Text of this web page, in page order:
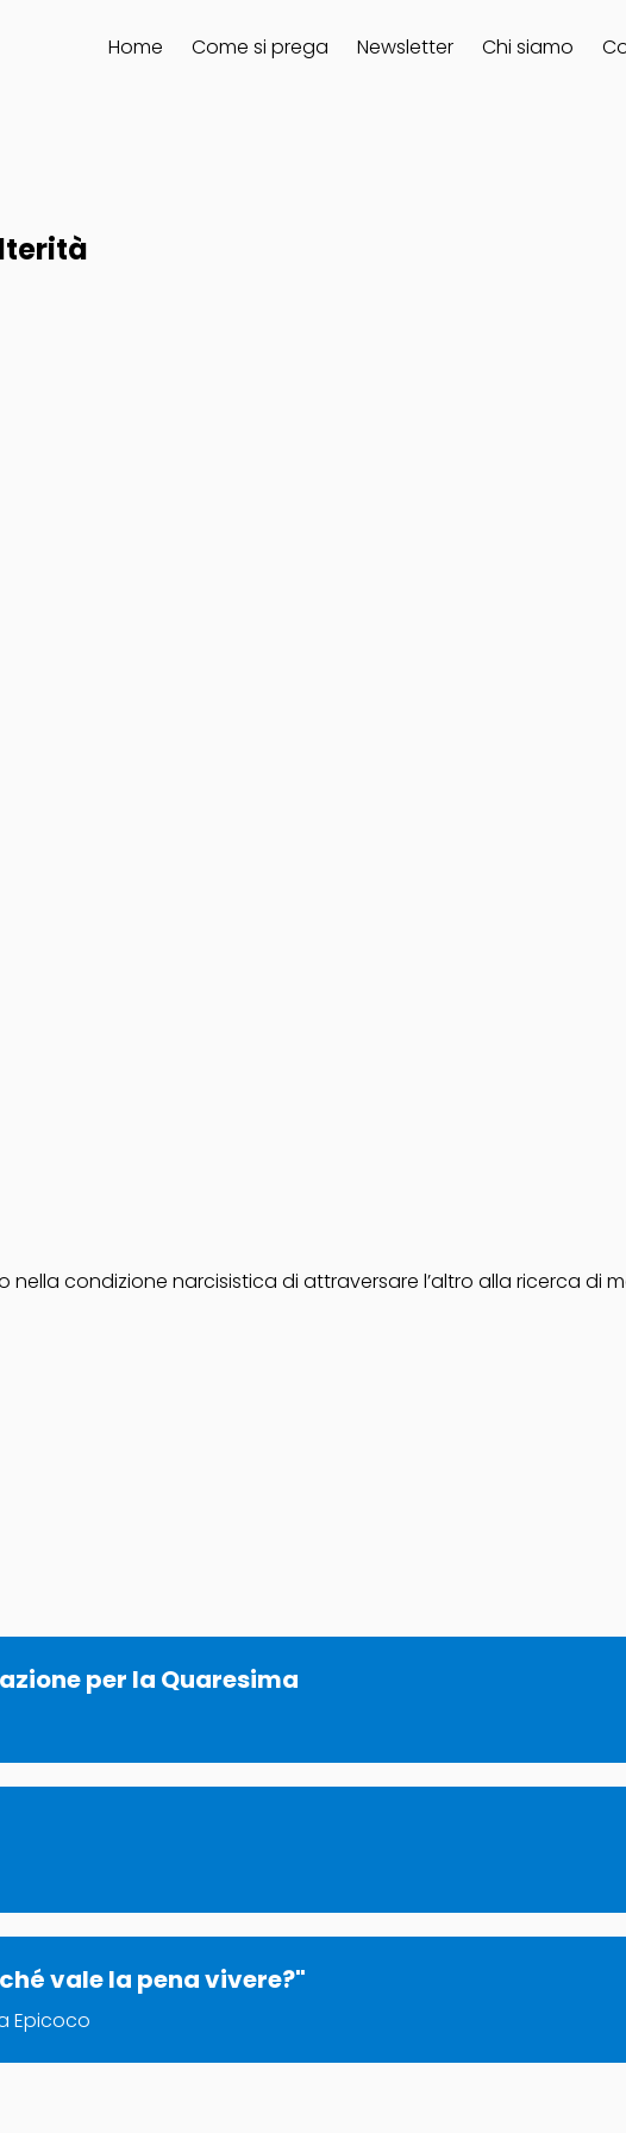
Home Come si prega Newsletter Chi siamo
nella condizione narcisistica di attraversare l’altro alla ricerca di
per la Quaresima
vale la pena vivere?"
Epicoco